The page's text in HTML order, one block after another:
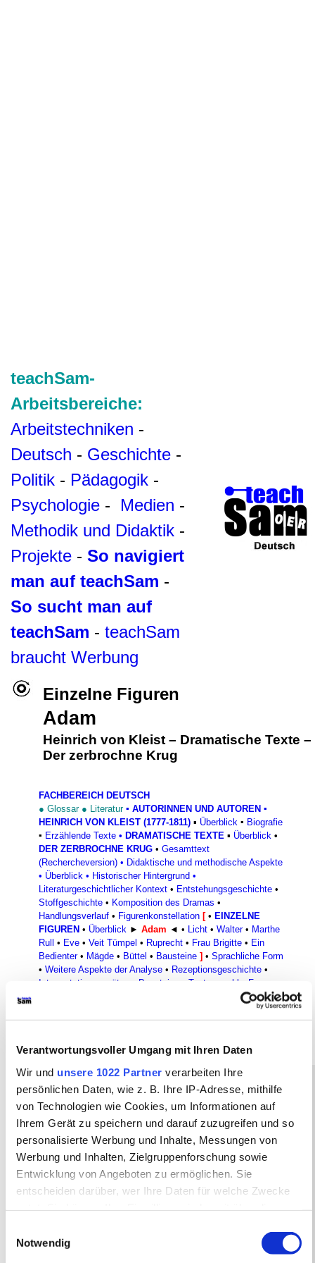
Verantwortungsvoller Umgang mit Ihren Daten
Wir und unsere 1022 Partner verarbeiten Ihre
persönlichen Daten, wie z. B. Ihre IP-Adresse, mithilfe
von Technologien wie Cookies, um Informationen auf
Ihrem Gerät zu speichern und darauf zuzugreifen und so
personalisierte Werbung und Inhalte, Messungen von
Werbung und Inhalten, Zielgruppenforschung sowie
Entwicklung von Angeboten zu ermöglichen. Sie
entscheiden darüber, wer Ihre Daten für welche Zwecke
Trigger Symbol ändern oder widerrufen
Notwendig
teachSam-
Arbeitsbereiche:
Arbeitstechniken -
Deutsch - Geschichte -
Politik - Pädagogik -
Psychologie - Medien -
Methodik und Didaktik -
Projekte - So navigiert
man auf teachSam -
So sucht man auf
teachSam - teachSam
braucht Werbung
Einzelne Figuren
Adam
Heinrich von Kleist – Dramatische Texte –
Der zerbrochne Krug
FACHBEREICH DEUTSCH
● Glossar ● Literatur ▪ AUTORINNEN UND AUTOREN ▪
HEINRICH VON KLEIST (1777-1811) ▪ Überblick ▪ Biografie
▪ Erzählende Texte • DRAMATISCHE TEXTE ▪ Überblick •
DER ZERBROCHNE KRUG • Gesamttext
(Rechercheversion) • Didaktische und methodische Aspekte
• Überblick • Historischer Hintergrund •
Literaturgeschichtlicher Kontext • Entstehungsgeschichte •
Stoffgeschichte • Komposition des Dramas •
Handlungsverlauf • Figurenkonstellation [ • EINZELNE
FIGUREN • Überblick ► Adam ◄ • Licht • Walter• Marthe
Rull
• Eve • Veit Tümpel • Ruprecht • Frau Brigitte • Ein
Bedienter• Mägde • Büttel • Bausteine ] • Sprachliche Form
• Weitere Aspekte der Analyse • Rezeptionsgeschichte •
Interpretationsansätze
Bausteine Textauswahl
Fragen
Sonstige Texte •
Rhetorik●Filmanalyse●Operatoren im Fach Deutsch
In diesem Arbeitsbereich zu den
einzelnen Figurendes Dramas
Der zerbrochne Krugvon
Heinrich von Kleist (1777-1811)
können Sie sich mit der Figur des